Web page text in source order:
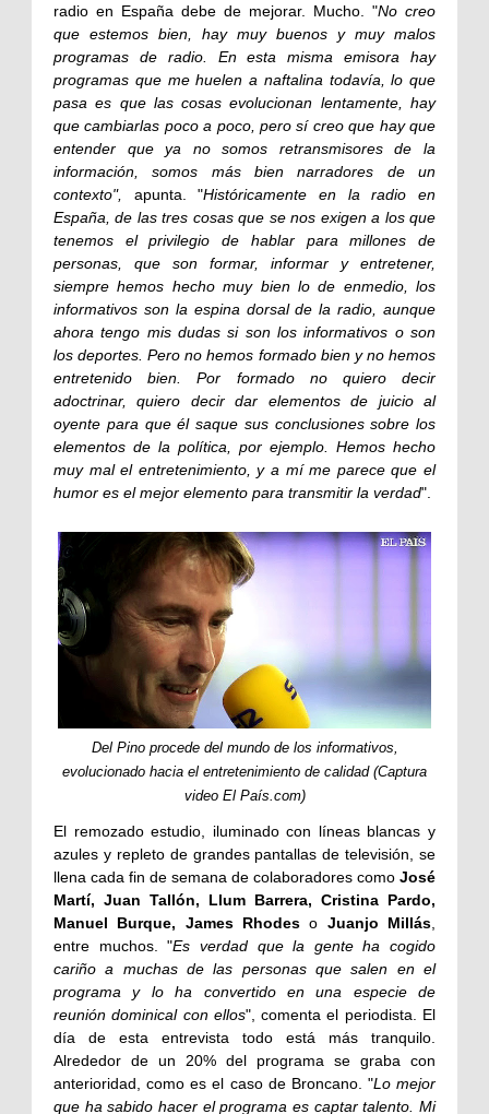
radio en España debe de mejorar. Mucho. "No creo
que estemos bien, hay muy buenos y muy malos
programas de radio. En esta misma emisora hay
programas que me huelen a naftalina todavía, lo que
pasa es que las cosas evolucionan lentamente, hay
que cambiarlas poco a poco, pero sí creo que hay que
entender que ya no somos retransmisores de la
información, somos más bien narradores de un
contexto",
apunta. "Históricamente en la radio en
España, de las tres cosas que se nos exigen a los que
tenemos el privilegio de hablar para millones de
personas, que son formar, informar y entretener,
siempre hemos hecho muy bien lo de enmedio, los
informativos son la espina dorsal de la radio, aunque
ahora tengo mis dudas si son los informativos o son
los deportes. Pero no hemos formado bien y no hemos
entretenido bien. Por formado no quiero decir
adoctrinar, quiero decir dar elementos de juicio al
oyente para que él saque sus conclusiones sobre los
elementos de la política, por ejemplo. Hemos hecho
muy mal el entretenimiento, y a mí me parece que el
humor es el mejor elemento para transmitir la verdad".
Del Pino procede del mundo de los informativos,
evolucionado hacia el entretenimiento de calidad (Captura
video El País.com)
El remozado estudio, iluminado con líneas blancas y
azules y repleto de grandes pantallas de televisión, se
llena cada fin de semana de colaboradores como José
Martí, Juan Tallón, Llum Barrera, Cristina Pardo,
Manuel Burque, James Rhodes o Juanjo Millás
entre muchos. "Es verdad que la gente ha cogido
cariño a muchas de las personas que salen en el
programa y lo ha convertido en una especie de
reunión dominical con ellos", comenta el periodista. El
día de esta entrevista todo está más tranquilo.
Alrededor de un 20% del programa se graba con
anterioridad, como es el caso de Broncano. "Lo mejor
que ha sabido hacer el programa es captar talento. Mi